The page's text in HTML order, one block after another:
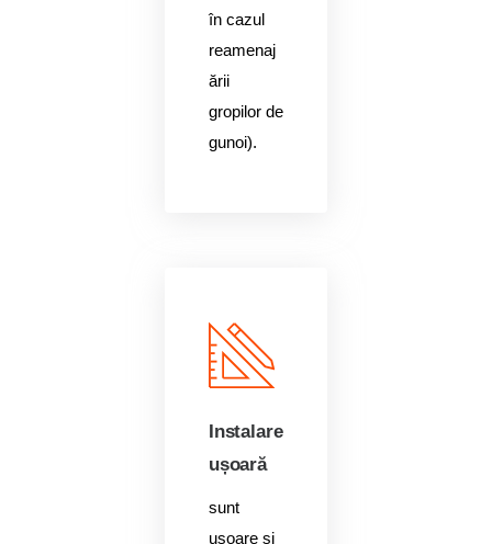
în cazul
reamenaj
ării
gropilor de
gunoi).
Instalare
ușoară
sunt
ușoare și